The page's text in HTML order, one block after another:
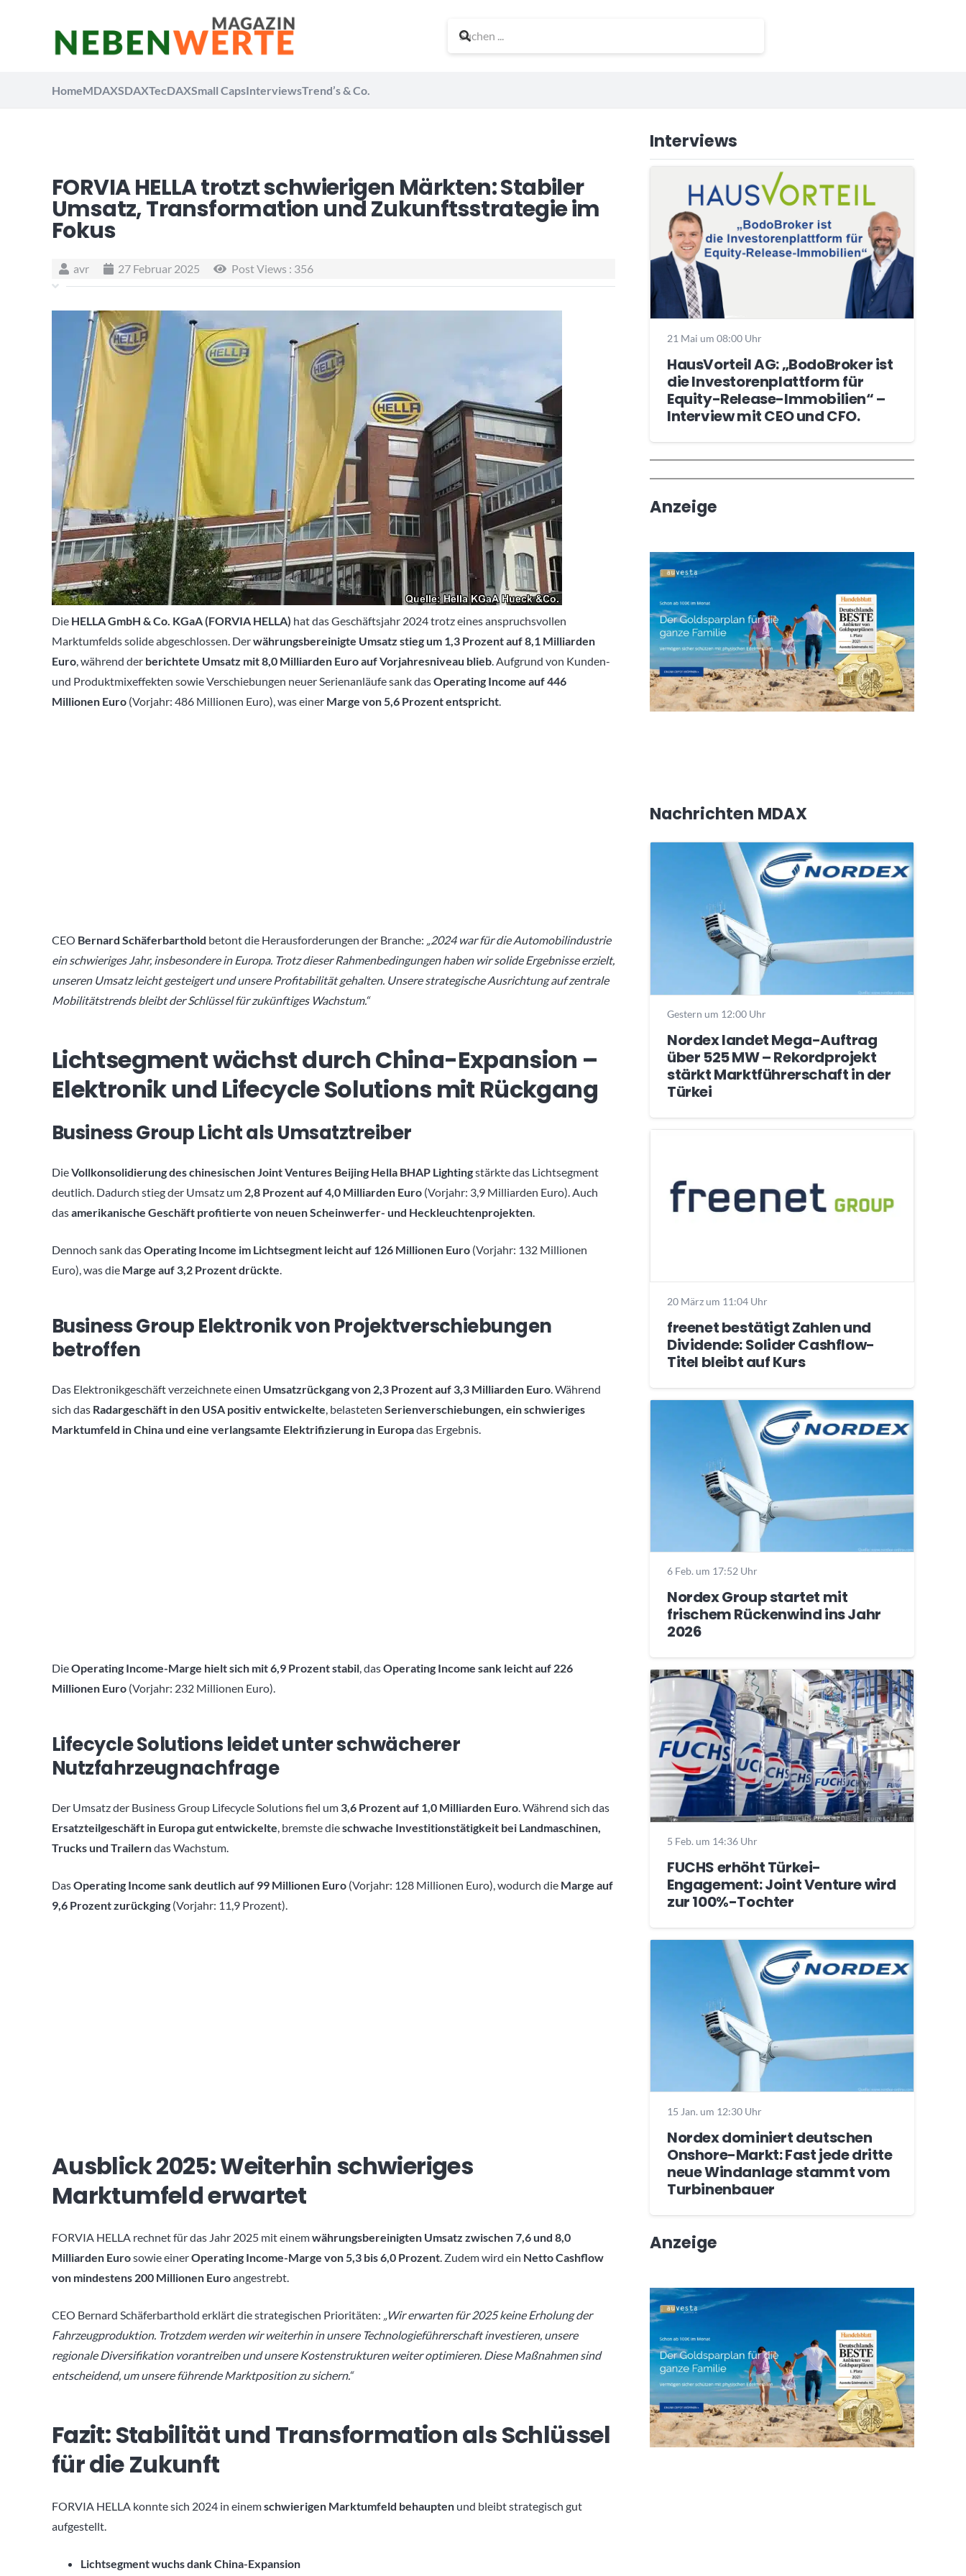
HomeMDAXSDAXTecDAXSmall CapsInterviewsTrend’s & Co.
FORVIA HELLA trotzt schwierigen Märkten: Stabiler
Umsatz, Transformation und Zukunftsstrategie im
Fokus
avr 27 Februar 2025 Post Views : 356
Die HELLA GmbH & Co. KGaA (FORVIA HELLA) hat das Geschäftsjahr 2024 trotz eines anspruchsvollen
Marktumfelds solide abgeschlossen. Derwährungsbereinigte Umsatz stieg um 1,3 Prozent auf 8,1 Milliarden
Euro, während der berichtete Umsatz mit 8,0 Milliarden Euro auf Vorjahresniveau blieb. Aufgrund von Kunden-
und Produktmixeffekten sowie Verschiebungen neuer Serienanläufe sank dasOperating Income auf 446
Millionen Euro (Vorjahr: 486 Millionen Euro), was einer Marge von 5,6 Prozent entspricht.
CEO Bernard Schäferbarthold betont die Herausforderungen der Branche: „2024 war für die Automobilindustrie
ein schwieriges Jahr, insbesondere in Europa. Trotz dieser Rahmenbedingungen haben wir solide Ergebnisse erzielt,
unseren Umsatz leicht gesteigert und unsere Profitabilität gehalten. Unsere strategische Ausrichtung auf zentrale
Mobilitätstrends bleibt der Schlüssel für zukünftiges Wachstum.“
Lichtsegment wächst durch China-Expansion –
Elektronik und Lifecycle Solutions mit Rückgang
Business Group Licht als Umsatztreiber
DieVollkonsolidierung des chinesischen Joint Ventures Beijing Hella BHAP Lightingstärkte das Lichtsegment
deutlich. Dadurch stieg der Umsatz um 2,8 Prozent auf 4,0 Milliarden Euro (Vorjahr: 3,9 Milliarden Euro). Auch
dasamerikanische Geschäft profitierte von neuen Scheinwerfer- und Heckleuchtenprojekten.
Dennoch sank dasOperating Income im Lichtsegment leicht auf 126 Millionen Euro (Vorjahr: 132 Millionen
Euro), was die Marge auf 3,2 Prozent drückte.
Business Group Elektronik von Projektverschiebungen
betroffen
Das Elektronikgeschäft verzeichnete einen Umsatzrückgang von 2,3 Prozent auf 3,3 Milliarden Euro. Während
sich das Radargeschäft in den USA positiv entwickelte, belasteten Serienverschiebungen, ein schwieriges
Marktumfeld in China und eine verlangsamte Elektrifizierung in Europadas Ergebnis.
DieOperating Income-Marge hielt sich mit 6,9 Prozent stabil, dasOperating Income sank leicht auf 226
Millionen Euro (Vorjahr: 232 Millionen Euro).
Lifecycle Solutions leidet unter schwächerer
Nutzfahrzeugnachfrage
Der Umsatz der Business Group Lifecycle Solutions fiel um 3,6 Prozent auf 1,0 Milliarden Euro. Während sich das
Ersatzteilgeschäft in Europa gut entwickelte, bremste dieschwache Investitionstätigkeit bei Landmaschinen,
Trucks und Trailerndas Wachstum.
DasOperating Income sank deutlich auf 99 Millionen Euro (Vorjahr: 128 Millionen Euro), wodurch die Marge auf
9,6 Prozent zurückging (Vorjahr: 11,9 Prozent).
Ausblick 2025: Weiterhin schwieriges
Marktumfeld erwartet
FORVIA HELLA rechnet für das Jahr 2025 mit einemwährungsbereinigten Umsatz zwischen 7,6 und 8,0
Milliarden Eurosowie einerOperating Income-Marge von 5,3 bis 6,0 Prozent. Zudem wird ein Netto Cashflow
von mindestens 200 Millionen Euroangestrebt.
CEO Bernard Schäferbarthold erklärt die strategischen Prioritäten: „Wir erwarten für 2025 keine Erholung der
Fahrzeugproduktion. Trotzdem werden wir weiterhin in unsere Technologieführerschaft investieren, unsere
regionale Diversifikation vorantreiben und unsere Kostenstrukturen weiter optimieren. Diese Maßnahmen sind
entscheidend, um unsere führende Marktposition zu sichern.“
Fazit: Stabilität und Transformation als Schlüssel
für die Zukunft
FORVIA HELLA konnte sich 2024 in einemschwierigen Marktumfeld behaupten und bleibt strategisch gut
aufgestellt.
Lichtsegment wuchs dank China-Expansion
Interviews
21 Mai um 08:00 Uhr
HausVorteil AG: „BodoBroker ist
die Investorenplattform für
Equity-Release-Immobilien“ –
Interview mit CEO und CFO.
Wochenrückblick
Trendthemen
Anzeige
Nachrichten MDAX
Gestern um 12:00 Uhr
Nordex landet Mega-Auftrag
über 525 MW – Rekordprojekt
stärkt Marktführerschaft in der
Türkei
20 März um 11:04 Uhr
freenet bestätigt Zahlen und
Dividende: Solider Cashflow-
Titel bleibt auf Kurs
6 Feb. um 17:52 Uhr
Nordex Group startet mit
frischem Rückenwind ins Jahr
2026
5 Feb. um 14:36 Uhr
FUCHS erhöht Türkei-
Engagement: Joint Venture wird
zur 100%-Tochter
15 Jan. um 12:30 Uhr
Nordex dominiert deutschen
Onshore-Markt: Fast jede dritte
neue Windanlage stammt vom
Turbinenbauer
Anzeige